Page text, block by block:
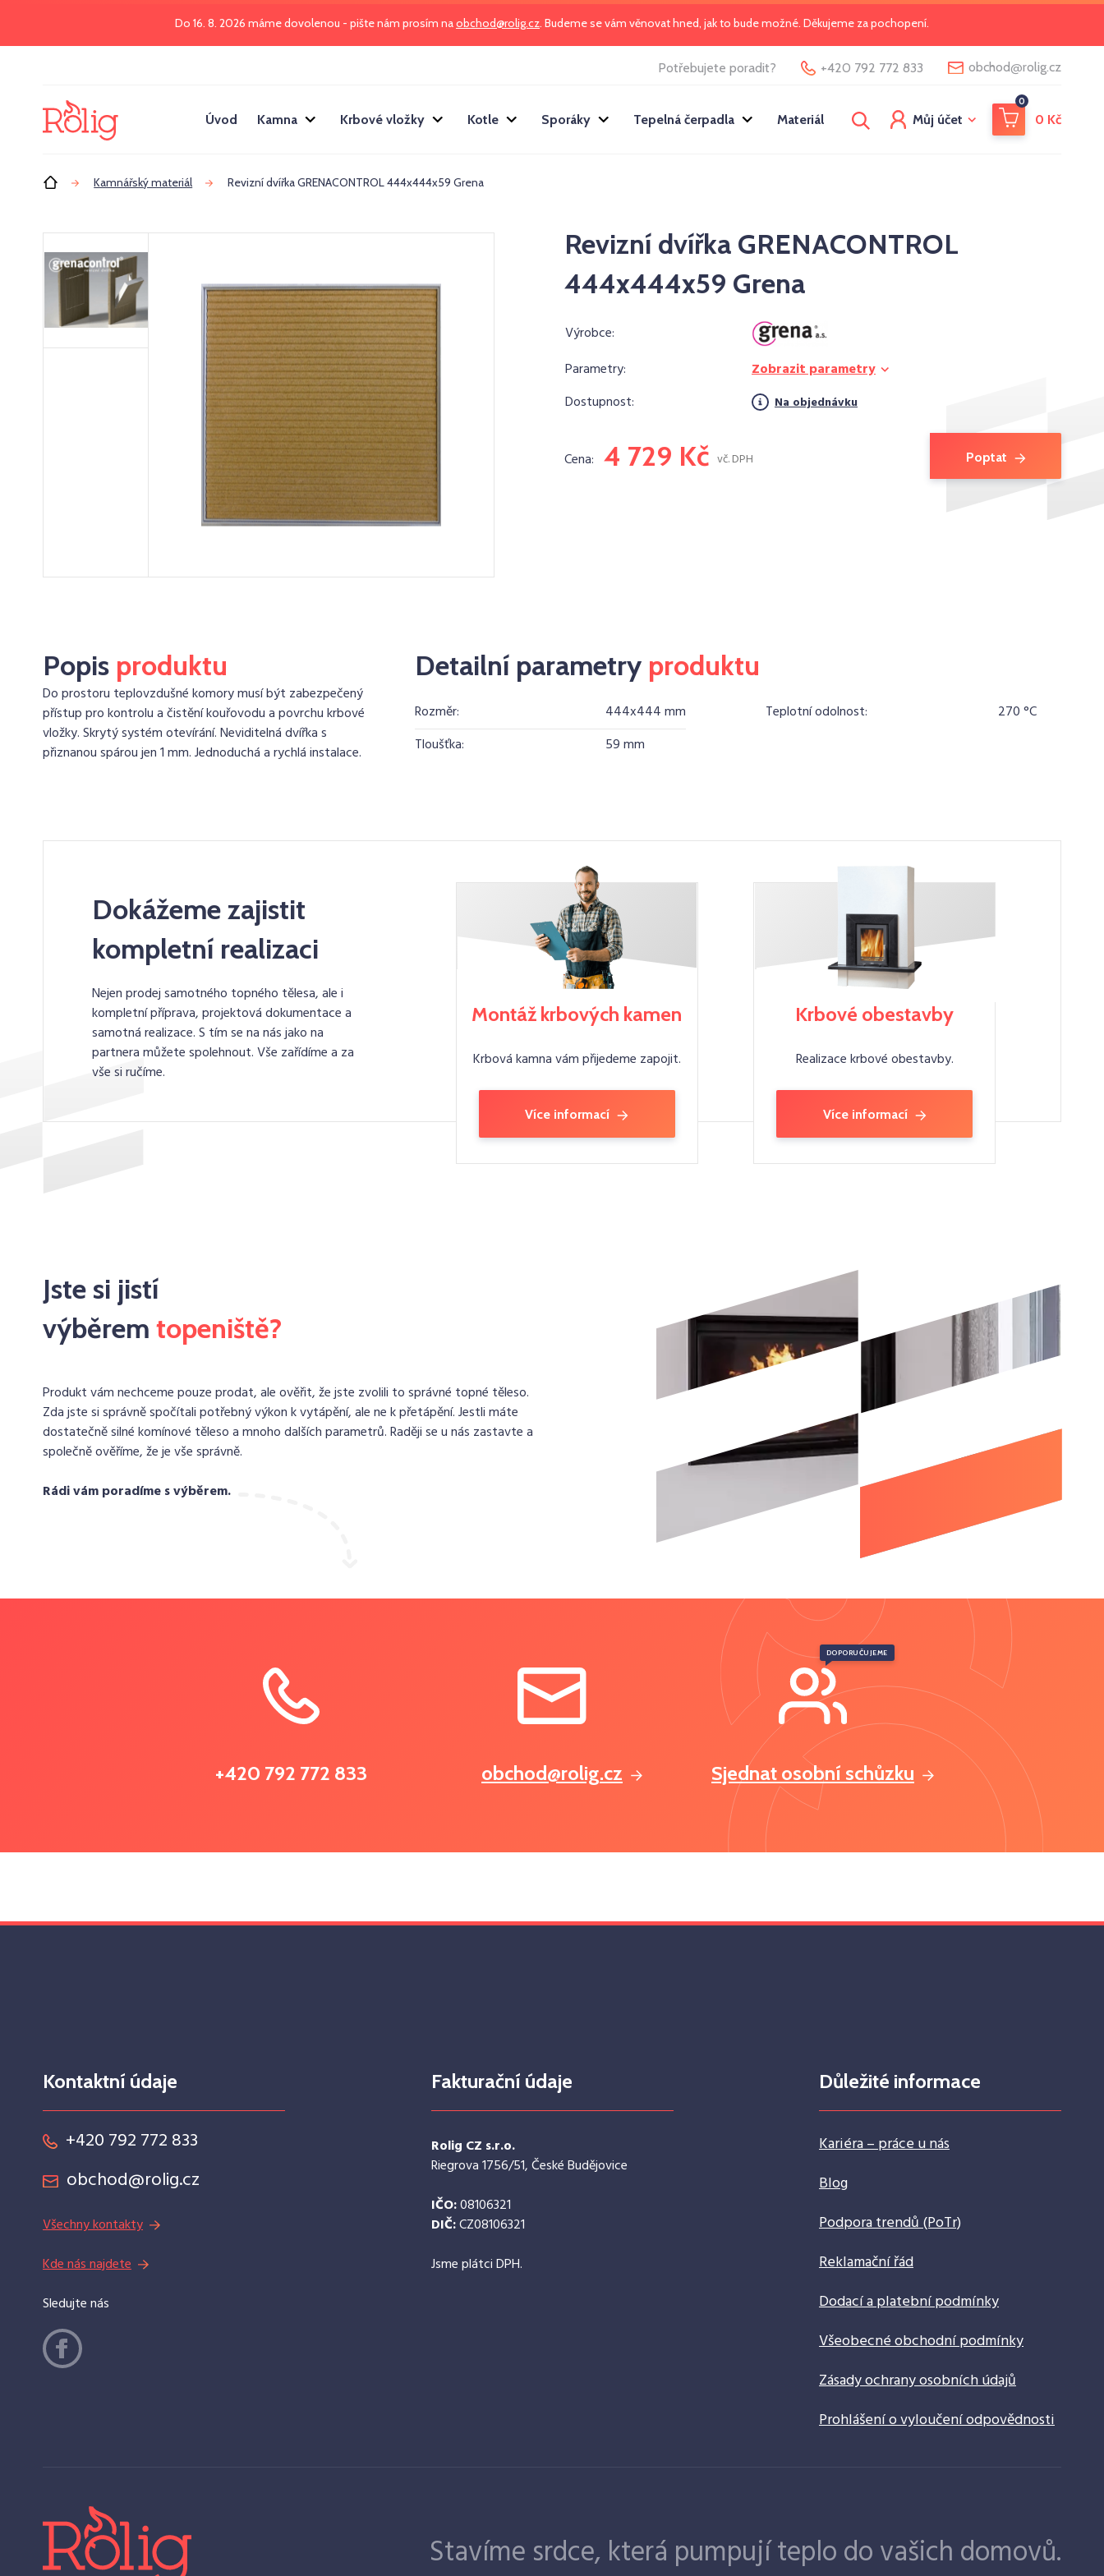
Do 16. 8. 2026 máme dovolenou - pište nám prosím naobchod@rolig.cz. Budeme se vám věnovat hned, jak to bude možné. Děkujeme za pochopení.
Potřebujete poradit? +420 792 772 833 obchod@rolig.cz
Úvod Kamna Krbové vložky Kotle Sporáky Tepelná čerpadla Materiál Můj účet
0
0 Kč
Úvod Kamnářský materiál Revizní dvířka GRENACONTROL 444x444x59 Grena
Revizní dvířka GRENACONTROL
444x444x59 Grena
Výrobce:
Parametry:
Zobrazit parametry
Dostupnost:
Na objednávku
Cena: 4 729 Kč vč. DPH Poptat
Popis produktu
Do prostoru teplovzdušné komory musí být zabezpečený
přístup pro kontrolu a čistění kouřovodu a povrchu krbové
vložky. Skrytý systém otevírání. Neviditelná dvířka s
přiznanou spárou jen 1 mm. Jednoduchá a rychlá instalace.
Detailní parametry produktu
Rozměr:
444x444 mm
Tloušťka:
59 mm
Teplotní odolnost: 270 °C
Dokážeme zajistit
kompletní realizaci
Nejen prodej samotného topného tělesa, ale i
kompletní příprava, projektová dokumentace a
samotná realizace. S tím se na nás jako na
partnera můžete spolehnout. Vše zařídíme a za
vše si ručíme.
Montáž krbových kamen
Krbová kamna vám přijedeme zapojit.
Více informací
Krbové obestavby
Realizace krbové obestavby.
Více informací
Jste si jistí
výběrem topeniště?
Produkt vám nechceme pouze prodat, ale ověřit, že jste zvolili to správné topné těleso.
Zda jste si správně spočítali potřebný výkon k vytápění, ale ne k přetápění. Jestli máte
dostatečně silné komínové těleso a mnoho dalších parametrů. Raději se u nás zastavte a
společně ověříme, že je vše správně.
Rádi vám poradíme s výběrem.
+420 792 772 833 obchod@rolig.cz Sjednat osobní schůzku
DOPORUČUJEME
Kontaktní údaje
+420 792 772 833
obchod@rolig.cz
Všechny kontakty
Kde nás najdete
Sledujte nás
Fakturační údaje
Rolig CZ s.r.o.
Riegrova 1756/51, České Budějovice
IČO:08106321
DIČ:CZ08106321
Jsme plátci DPH.
Důležité informace
Kariéra – práce u nás
Blog
Podpora trendů (PoTr)
Reklamační řád
Dodací a platební podmínky
Všeobecné obchodní podmínky
Zásady ochrany osobních údajů
Prohlášení o vyloučení odpovědnosti
Stavíme srdce, která pumpují teplo do vašich domovů.